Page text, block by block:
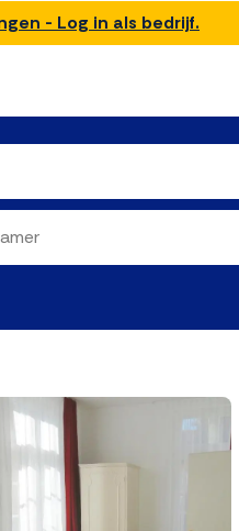
- Log in als bedrijf.